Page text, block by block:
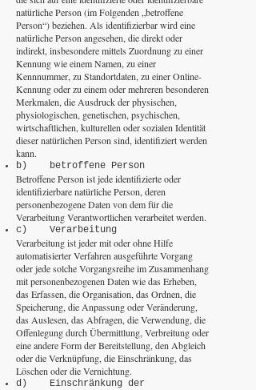
natürliche Person (im Folgenden „betroffene
Person“) beziehen. Als identifizierbar wird eine
natürliche Person angesehen, die direkt oder
indirekt, insbesondere mittels Zuordnung zu einer
Kennung wie einem Namen, zu einer
Kennnummer, zu Standortdaten, zu einer Online-
Kennung oder zu einem oder mehreren besonderen
Merkmalen, die Ausdruck der physischen,
physiologischen, genetischen, psychischen,
wirtschaftlichen, kulturellen oder sozialen Identität
dieser natürlichen Person sind, identifiziert werden
kann.
b) betroffene Person
Betroffene Person ist jede identifizierte oder
identifizierbare natürliche Person, deren
personenbezogene Daten von dem für die
Verarbeitung Verantwortlichen verarbeitet werden.
c) Verarbeitung
Verarbeitung ist jeder mit oder ohne Hilfe
automatisierter Verfahren ausgeführte Vorgang
oder jede solche Vorgangsreihe im Zusammenhang
mit personenbezogenen Daten wie das Erheben,
das Erfassen, die Organisation, das Ordnen, die
Speicherung, die Anpassung oder Veränderung,
das Auslesen, das Abfragen, die Verwendung, die
Offenlegung durch Übermittlung, Verbreitung oder
eine andere Form der Bereitstellung, den Abgleich
oder die Verknüpfung, die Einschränkung, das
Löschen oder die Vernichtung.
d) Einschränkung der